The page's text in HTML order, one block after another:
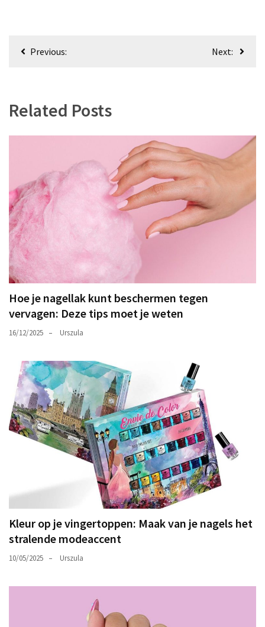
Bericht
Previous: Next:
Related Posts
Hoe je nagellak kunt beschermen tegen
vervagen: Deze tips moet je weten
16/12/2025 Urszula
Kleur op je vingertoppen: Maak van je nagels het
stralende modeaccent
10/05/2025 Urszula